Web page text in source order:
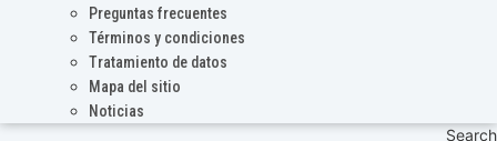
Preguntas frecuentes
Términos y condiciones
Tratamiento de datos
Mapa del sitio
Noticias
Search